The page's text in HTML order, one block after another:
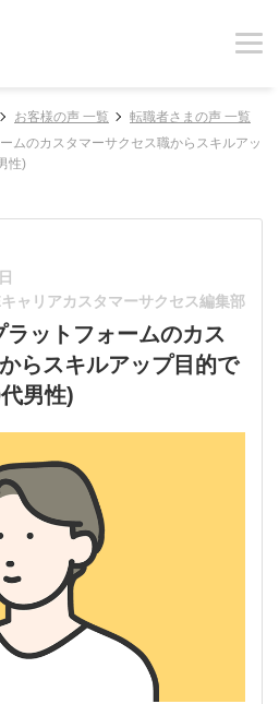
お客様の声 一覧
転職者さまの声 一覧
ムのカスタマーサクセス職からスキルアッ
性)
ャリアカスタマーサクセス編集部
ットフォームのカス
らスキルアップ目的で
男性)